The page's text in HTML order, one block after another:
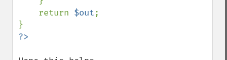
    return
$out;